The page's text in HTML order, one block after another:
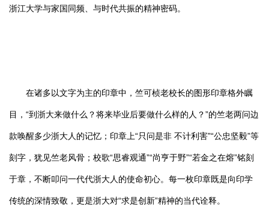
浙江大学与家国同频、与时代共振的精神密码。
在诸多以文字为主的印章中，竺可桢老校长的图形印章格外瞩
目，“到浙大来做什么？将来毕业后要做什么样的人？”的竺老两问边
款唤醒多少浙大人的记忆；印章上“只问是非 不计利害”“公忠坚毅”等
刻字，犹见竺老风骨；校歌“思睿观通”“尚亨于野”“若金之在熔”铭刻
于章，不断叩问一代代浙大人的使命初心。每一枚印章既是向印学
传统的深情致敬，更是浙大对“求是创新”精神的当代诠释。